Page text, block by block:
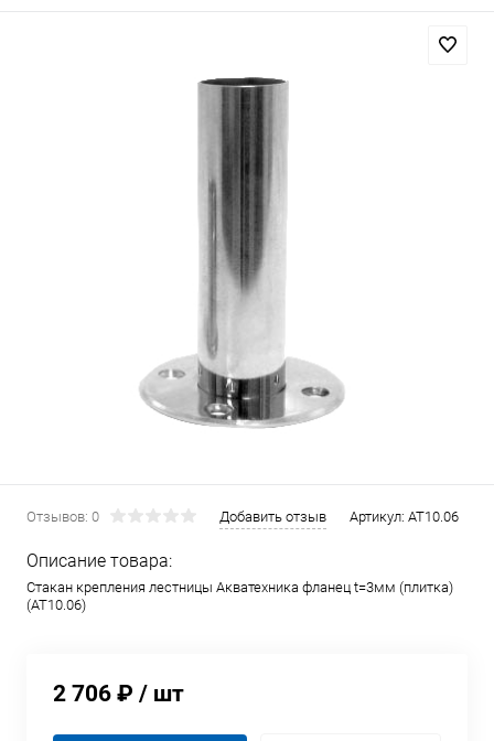
Отзывов: 0 Добавить отзыв Артикул: AT10.06
Описание товара:
Стакан крепления лестницы Акватехника фланец t=3мм (плитка)
(AT10.06)
2 706 ₽ / шт